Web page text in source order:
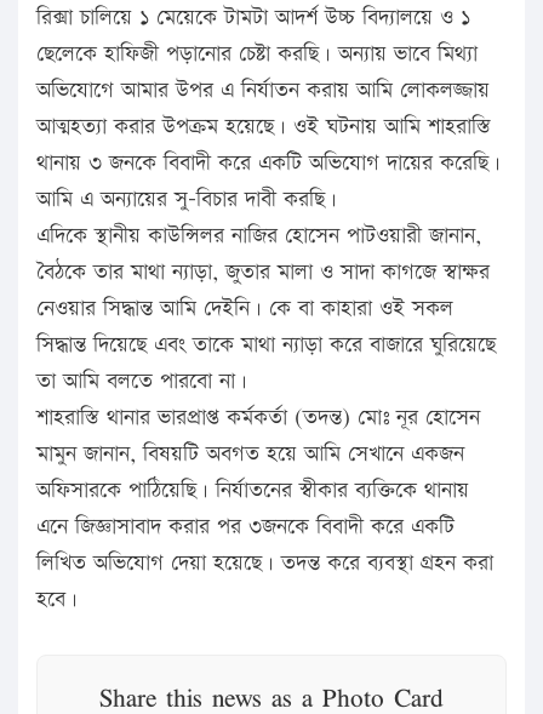
রিক্সা চালিয়ে ১ মেয়েকে টামটা আদর্শ উচ্চ বিদ্যালয়ে ও ১
ছেলেকে হাফিজী পড়ানোর চেষ্টা করছি। অন্যায় ভাবে মিথ্যা
অভিযোগে আমার উপর এ নির্যাতন করায় আমি লোকলজ্জায়
আত্মহত্যা করার উপক্রম হয়েছে। ওই ঘটনায় আমি শাহরাস্তি
থানায় ৩ জনকে বিবাদী করে একটি অভিযোগ দায়ের করেছি।
আমি এ অন্যায়ের সু-বিচার দাবী করছি।
এদিকে স্থানীয় কাউন্সিলর নাজির হোসেন পাটওয়ারী জানান,
বৈঠকে তার মাথা ন্যাড়া, জুতার মালা ও সাদা কাগজে স্বাক্ষর
নেওয়ার সিদ্ধান্ত আমি দেইনি। কে বা কাহারা ওই সকল
সিদ্ধান্ত দিয়েছে এবং তাকে মাথা ন্যাড়া করে বাজারে ঘুরিয়েছে
তা আমি বলতে পারবো না।
শাহরাস্তি থানার ভারপ্রাপ্ত কর্মকর্তা (তদন্ত) মোঃ নূর হোসেন
মামুন জানান, বিষয়টি অবগত হয়ে আমি সেখানে একজন
অফিসারকে পাঠিয়েছি। নির্যাতনের স্বীকার ব্যক্তিকে থানায়
এনে জিজ্ঞাসাবাদ করার পর ৩জনকে বিবাদী করে একটি
লিখিত অভিযোগ দেয়া হয়েছে। তদন্ত করে ব্যবস্থা গ্রহন করা
হবে।
Share this news as a Photo Card